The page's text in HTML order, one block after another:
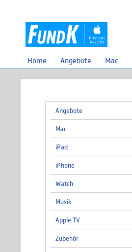
Home Angebote Mac
Angebote
Mac
iPad
iPhone
Watch
Musik
Apple TV
Zubehör